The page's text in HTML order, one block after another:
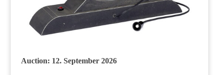
Auction: 12. September 2026